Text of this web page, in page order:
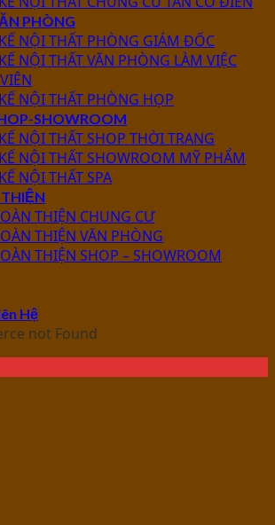
PHÒNG
NỘI THẤT PHÒNG GIÁM ĐỐC
NỘI THẤT VĂN PHÒNG LÀM VIỆC
NỘI THẤT PHÒNG HỌP
SHOWROOM
NỘI THẤT SHOP THỜI TRANG
NỘI THẤT SHOWROOM MỸ PHẨM
NỘI THẤT SPA
THIỆN CHUNG CƯ
THIỆN VĂN PHÒNG
THIỆN SHOP – SHOWROOM
Hệ
not Found